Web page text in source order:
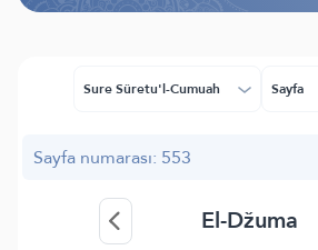
Sure Sûretu'l-Cumuah Sayfa
Sayfa numarası: 553
El-Džuma